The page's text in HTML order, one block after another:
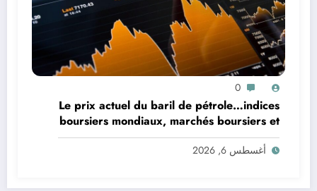
0
Le prix actuel du baril de pétrole…indices
boursiers mondiaux, marchés boursiers et
devises : le dollar et l’euro
أغسطس 6, 2026